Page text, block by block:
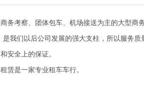
务考察、团体包车、机场接送为主的大型商
我们以后公司发展的强大支柱，所以服务
安全上的保证。
赁是一家专业租车车行。